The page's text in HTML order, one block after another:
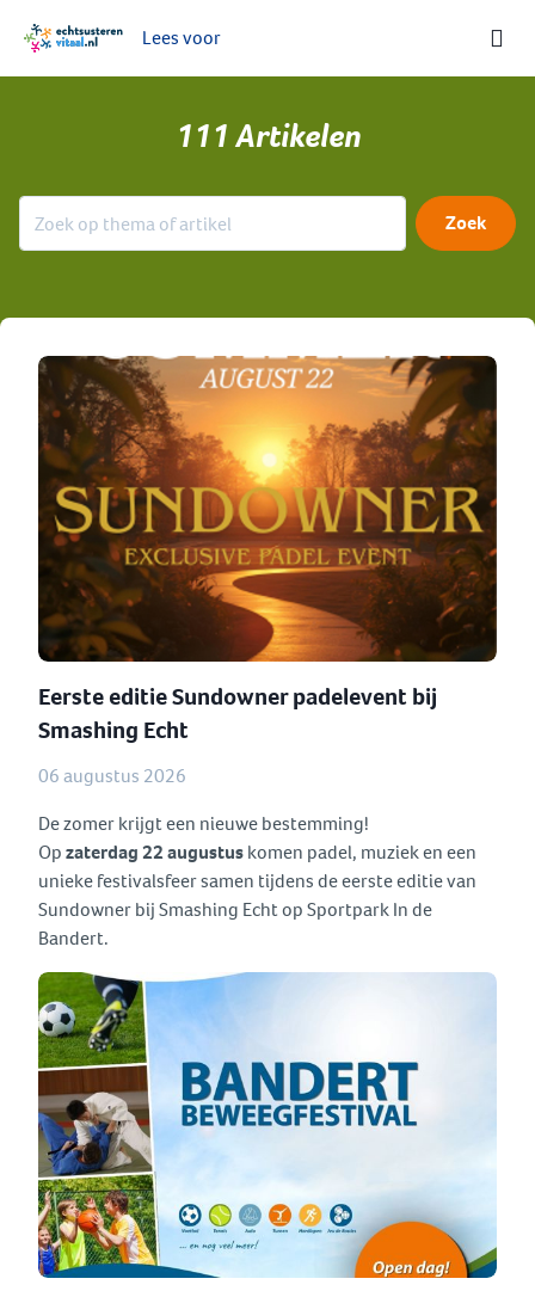
Lees voor
111Artikelen
Zoek
Eerste editie Sundowner padelevent bij
Smashing Echt
06 augustus 2026
De zomer krijgt een nieuwe bestemming!
Opzaterdag 22 augustuskomen padel, muziek en een
unieke festivalsfeer samen tijdens de eerste editie van
Sundowner bij Smashing Echt op Sportpark In de
Bandert.